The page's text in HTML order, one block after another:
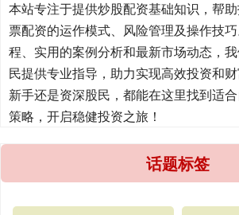
本站专注于提供炒股配资基础知识，帮
票配资的运作模式、风险管理及操作技
程、实用的案例分析和最新市场动态，
民提供专业指导，助力实现高效投资和
新手还是资深股民，都能在这里找到适
策略，开启稳健投资之旅！
话题标签